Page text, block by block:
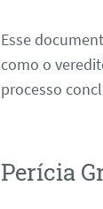
Esse
como o
processo
Perícia